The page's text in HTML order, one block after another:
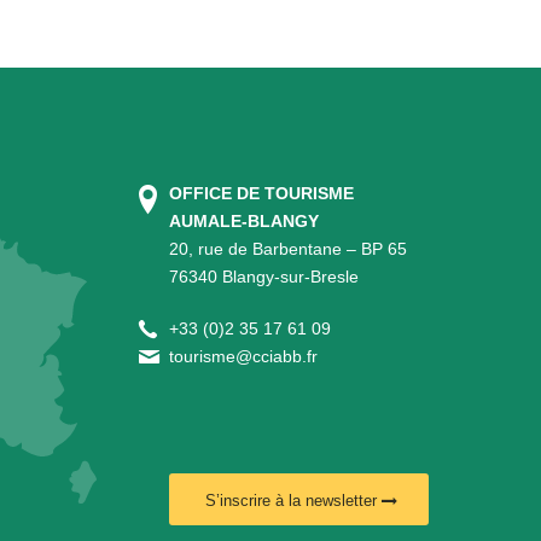
OFFICE DE TOURISME
AUMALE-BLANGY
20, rue de Barbentane – BP 65
76340 Blangy-sur-Bresle
+33 (0)2 35 17 61 09
tourisme@cciabb.fr
S’inscrire à la newsletter